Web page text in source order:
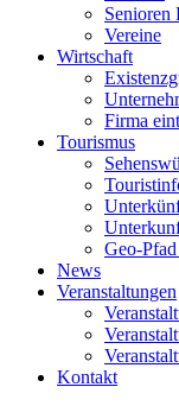
Vereine
Wirtschaft
Firma
Tourismus
Geo-
News
Veranstaltungen
Kontakt